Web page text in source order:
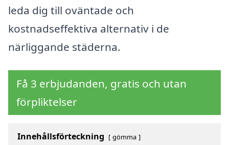
leda dig till oväntade och
kostnadseffektiva alternativ i de
närliggande städerna.
Få 3 erbjudanden, gratis och utan
förpliktelser
Innehållsförteckning gömma